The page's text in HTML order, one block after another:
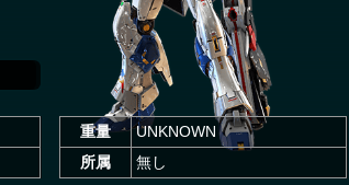
重量
UNKNOWN
所属
無し